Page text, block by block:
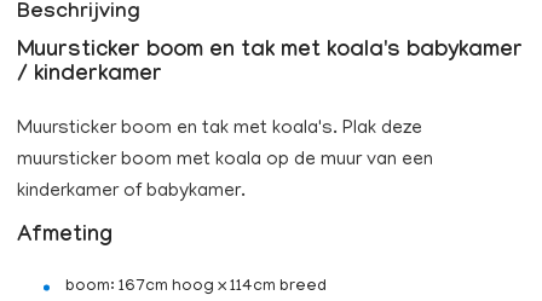
Beschrijving
Muursticker boom en tak met koala's babykamer
/ kinderkamer
Muursticker boom en tak met koala's. Plak deze
muursticker boom met koala op de muur van een
kinderkamer of babykamer.
Afmeting
boom: 167cm hoog x 114cm breed